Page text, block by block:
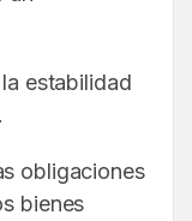
estabilidad
obligaciones
bienes